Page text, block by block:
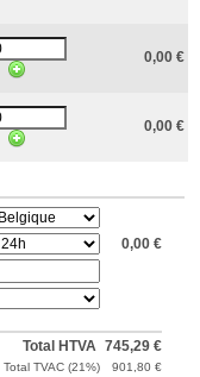
0,00 €
0,00 €
0,00 €
Total HTVA 745,29 €
Total TVAC (21%) 901,80 €